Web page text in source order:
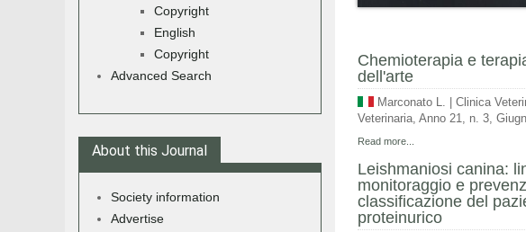
Copyright
English
Copyright
Advanced Search
About this Journal
Society information
Advertise
Chemioterapia e
dell'arte
Marconato L. Clinica
Veterinaria, Anno 21, n. 3,
Read more...
Leishmaniosi canina:
monitoraggio e
classificazione del
proteinurico